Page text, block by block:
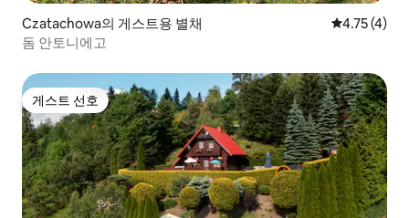
Czatachowa의 게스트용 별채 평점 4.75점
4.75 (4)
돔 안토니에고
게스트 선호
게스트 선호